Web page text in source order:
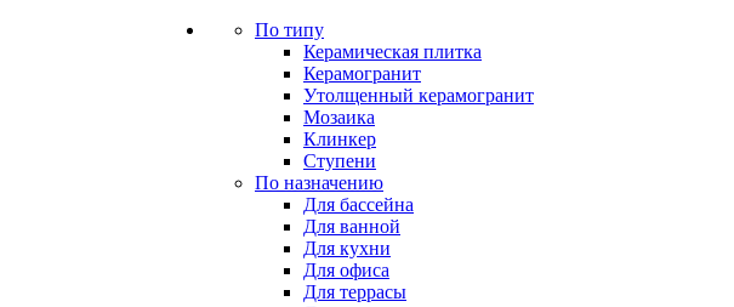
По типу
Керамическая плитка
Керамогранит
Утолщенный керамогранит
Мозаика
Клинкер
Ступени
По назначению
Для бассейна
Для ванной
Для кухни
Для офиса
Для террасы